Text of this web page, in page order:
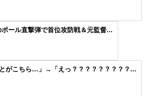
ール直撃弾で首位攻防戦＆元監督...
がこちら…」→「えっ？？？？？？？？？...